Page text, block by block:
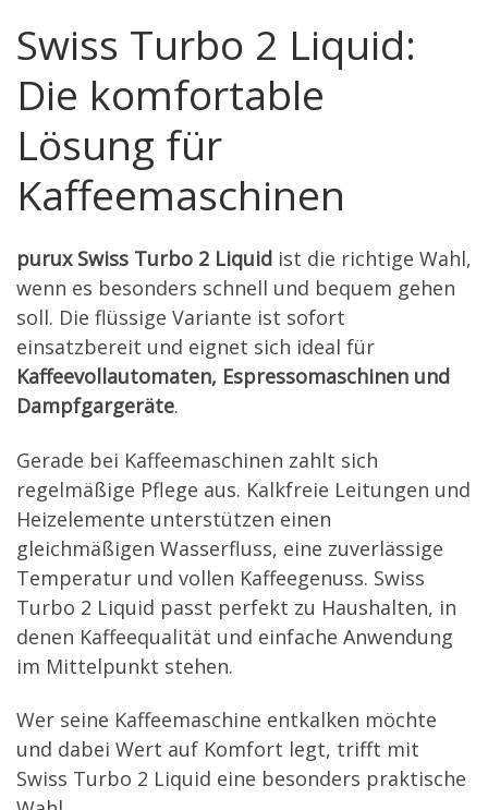
Swiss Turbo 2 Liquid:
Die komfortable
Lösung für
Kaffeemaschinen
purux Swiss Turbo 2 Liquid ist die richtige Wahl,
wenn es besonders schnell und bequem gehen
soll. Die flüssige Variante ist sofort
einsatzbereit und eignet sich ideal für
Kaffeevollautomaten, Espressomaschinen und
Dampfgargeräte.
Gerade bei Kaffeemaschinen zahlt sich
regelmäßige Pflege aus. Kalkfreie Leitungen und
Heizelemente unterstützen einen
gleichmäßigen Wasserfluss, eine zuverlässige
Temperatur und vollen Kaffeegenuss. Swiss
Turbo 2 Liquid passt perfekt zu Haushalten, in
denen Kaffeequalität und einfache Anwendung
im Mittelpunkt stehen.
Wer seine Kaffeemaschine entkalken möchte
und dabei Wert auf Komfort legt, trifft mit
Swiss Turbo 2 Liquid eine besonders praktische